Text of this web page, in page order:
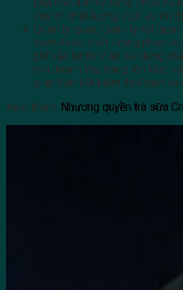
duy trì chất lượng dịch vụ ổn
Quản lý quán: Quản lý tốt
soát được chất lượng phục
phí vận hành. Việc sử dụng
dõi doanh thu, hàng tồn kho,
giúp bạn tiết kiệm thời gian và
Xem thêm: Nhượng quyền trà sữa